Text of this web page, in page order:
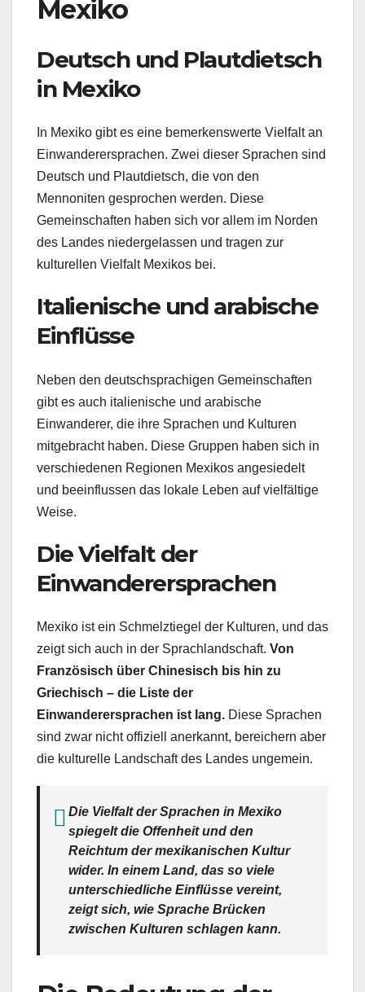
Mexiko
Deutsch und Plautdietsch
in Mexiko
In Mexiko gibt es eine bemerkenswerte Vielfalt an
Einwanderersprachen. Zwei dieser Sprachen sind
Deutsch und Plautdietsch, die von den
Mennoniten gesprochen werden. Diese
Gemeinschaften haben sich vor allem im Norden
des Landes niedergelassen und tragen zur
kulturellen Vielfalt Mexikos bei.
Italienische und arabische
Einflüsse
Neben den deutschsprachigen Gemeinschaften
gibt es auch italienische und arabische
Einwanderer, die ihre Sprachen und Kulturen
mitgebracht haben. Diese Gruppen haben sich in
verschiedenen Regionen Mexikos angesiedelt
und beeinflussen das lokale Leben auf vielfältige
Weise.
Die Vielfalt der
Einwanderersprachen
Mexiko ist ein Schmelztiegel der Kulturen, und das
zeigt sich auch in der Sprachlandschaft. Von
Französisch über Chinesisch bis hin zu
Griechisch – die Liste der
Einwanderersprachen ist lang. Diese Sprachen
sind zwar nicht offiziell anerkannt, bereichern aber
die kulturelle Landschaft des Landes ungemein.
Die Vielfalt der Sprachen in Mexiko
spiegelt die Offenheit und den
Reichtum der mexikanischen Kultur
wider. In einem Land, das so viele
unterschiedliche Einflüsse vereint,
zeigt sich, wie Sprache Brücken
zwischen Kulturen schlagen kann.